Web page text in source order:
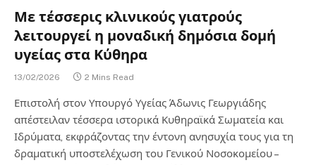
Με τέσσερις κλινικούς γιατρούς
λειτουργεί η μοναδική δημόσια δομή
υγείας στα Κύθηρα
13/02/2026 2 Mins Read
Επιστολή στον Υπουργό Υγείας Άδωνις Γεωργιάδης
απέστειλαν τέσσερα ιστορικά Κυθηραϊκά Σωματεία και
Ιδρύματα, εκφράζοντας την έντονη ανησυχία τους για τη
δραματική υποστελέχωση του Γενικού Νοσοκομείου –